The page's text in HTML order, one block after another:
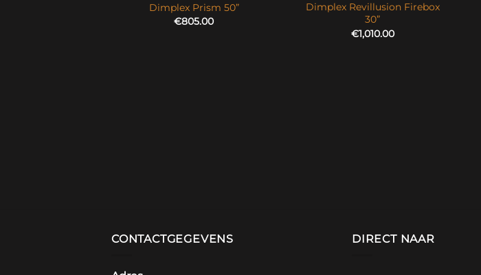
Dimplex Prism 50”
€805.00
Dimplex Revillusion Firebox
30”
€1,010.00
CONTACTGEGEVENS DIRECT NAAR